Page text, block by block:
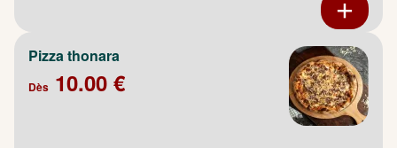
Pizza thonara
Dès 10.00 €